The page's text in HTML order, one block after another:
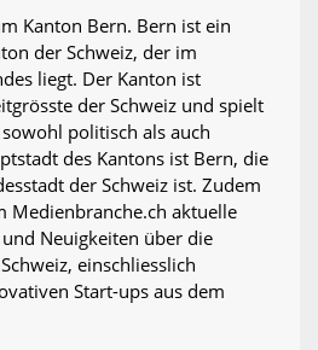
Kanton Bern. Bern ist ein
der Schweiz, der im
liegt. Der Kanton ist
der Schweiz und spielt
politisch als auch
des Kantons ist Bern, die
der Schweiz ist. Zudem
Medienbranche.ch aktuelle
Neuigkeiten über die
einschliesslich
Start-ups aus dem